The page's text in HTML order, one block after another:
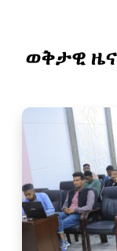
ወቅታዊ ዜና